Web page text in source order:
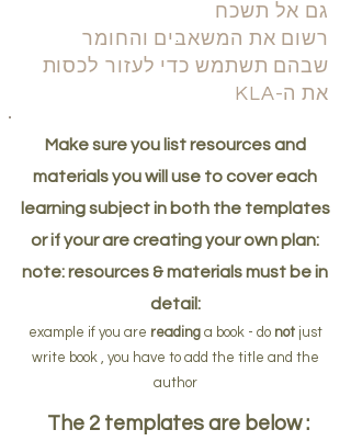
גם אל תשכח
רשום את המשאבים והחומר
שבהם תשתמש כדי לעזור לכסות
את ה-KLA
.
The 2 templates are below :
Make sure you list resources and
materials you will use to cover each
learning subject in both the templates
or if your are creating your own plan:
note: resources & materials must be in
detail:
example if you are readinga book - do notjust
write book , you have to add the title and the
author